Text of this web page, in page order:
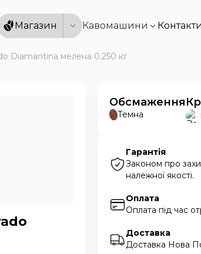
Магазин Кавомашини Контакти
Diamantina мелена 0.250 кг
Обсмаження
Темна
Гарантія
Законом про
належної якості.
Оплата
Оплата під час
Доставка
Доставка Нова